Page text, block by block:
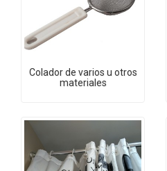
Colador de varios u otros
materiales